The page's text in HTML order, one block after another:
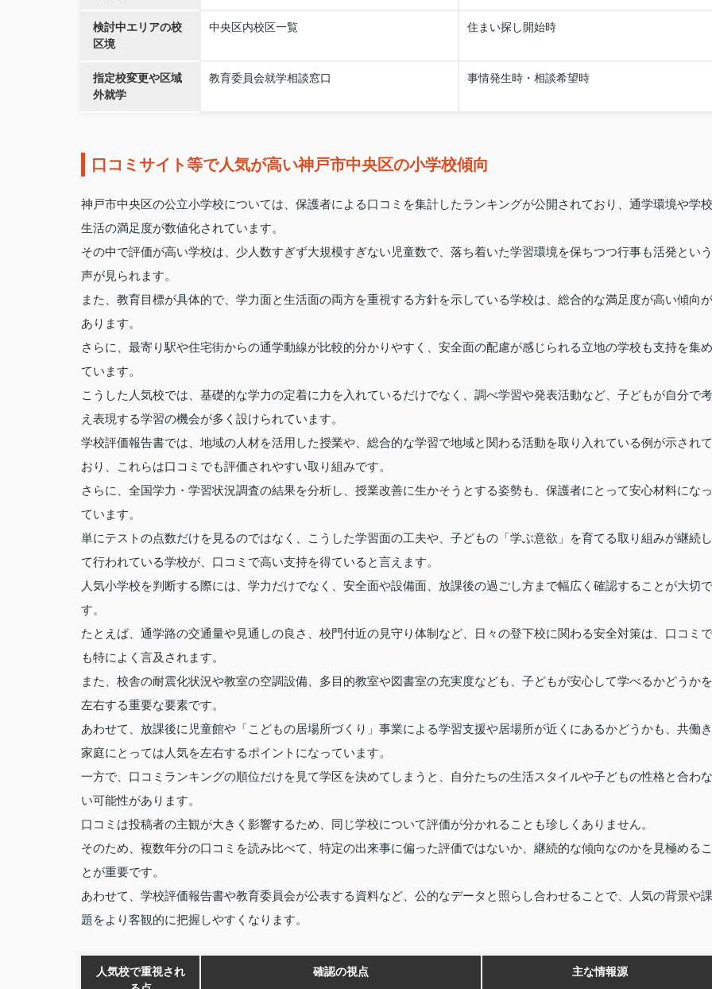
検討中エリアの校
区境
中央区内校区一覧 住まい探し開始時
指定校変更や区域
外就学
教育委員会就学相談窓口 事情発生時・相談希望時
口コミサイト等で人気が高い神戸市中央区の小学校傾向
神戸市中央区の公立小学校については、保護者による口コミを集計したランキングが公開されており、通学環境や学校
生活の満足度が数値化されています。
その中で評価が高い学校は、少人数すぎず大規模すぎない児童数で、落ち着いた学習環境を保ちつつ行事も活発という
声が見られます。
また、教育目標が具体的で、学力面と生活面の両方を重視する方針を示している学校は、総合的な満足度が高い傾向が
あります。
さらに、最寄り駅や住宅街からの通学動線が比較的分かりやすく、安全面の配慮が感じられる立地の学校も支持を集め
ています。
こうした人気校では、基礎的な学力の定着に力を入れているだけでなく、調べ学習や発表活動など、子どもが自分で考
え表現する学習の機会が多く設けられています。
学校評価報告書では、地域の人材を活用した授業や、総合的な学習で地域と関わる活動を取り入れている例が示されて
おり、これらは口コミでも評価されやすい取り組みです。
さらに、全国学力・学習状況調査の結果を分析し、授業改善に生かそうとする姿勢も、保護者にとって安心材料になっ
ています。
単にテストの点数だけを見るのではなく、こうした学習面の工夫や、子どもの「学ぶ意欲」を育てる取り組みが継続し
て行われている学校が、口コミで高い支持を得ていると言えます。
人気小学校を判断する際には、学力だけでなく、安全面や設備面、放課後の過ごし方まで幅広く確認することが大切で
す。
たとえば、通学路の交通量や見通しの良さ、校門付近の見守り体制など、日々の登下校に関わる安全対策は、口コミで
も特によく言及されます。
また、校舎の耐震化状況や教室の空調設備、多目的教室や図書室の充実度なども、子どもが安心して学べるかどうかを
左右する重要な要素です。
あわせて、放課後に児童館や「こどもの居場所づくり」事業による学習支援や居場所が近くにあるかどうかも、共働き
家庭にとっては人気を左右するポイントになっています。
一方で、口コミランキングの順位だけを見て学区を決めてしまうと、自分たちの生活スタイルや子どもの性格と合わな
い可能性があります。
口コミは投稿者の主観が大きく影響するため、同じ学校について評価が分かれることも珍しくありません。
そのため、複数年分の口コミを読み比べて、特定の出来事に偏った評価ではないか、継続的な傾向なのかを見極めるこ
とが重要です。
あわせて、学校評価報告書や教育委員会が公表する資料など、公的なデータと照らし合わせることで、人気の背景や課
題をより客観的に把握しやすくなります。
人気校で重視され
確認の視点 主な情報源